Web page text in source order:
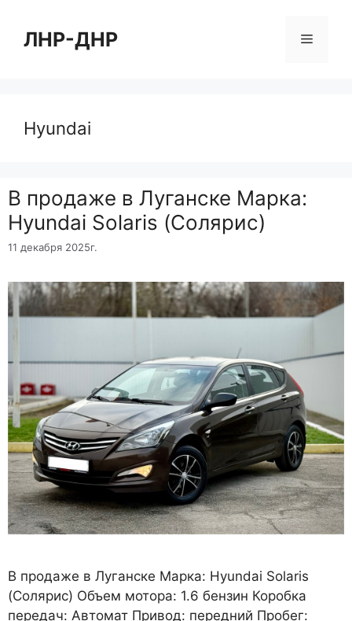
содержимому
ЛНР-ДНР Меню
Hyundai
B продаже в Луганске Марка:
Hyundai Solaris (Солярис)
11 декабря 2025г.
B продаже в Луганске Марка: Hyundai Solaris
(Солярис) Объем мотора: 1.6 бензин Коробка
передач: Автомат Привод: передний Пробег: